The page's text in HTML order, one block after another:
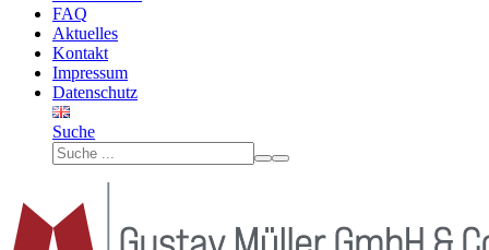
FAQ
Aktuelles
Kontakt
Impressum
Datenschutz
Suche